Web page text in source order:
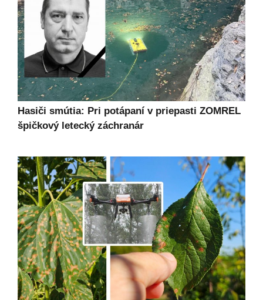
Hasiči smútia: Pri potápaní v priepasti ZOMREL
špičkový letecký záchranár